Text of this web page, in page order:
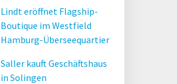
Lindt eröffnet Flagship-
Boutique im Westfield
Hamburg-Überseequartier
Saller kauft Geschäftshaus
in Solingen